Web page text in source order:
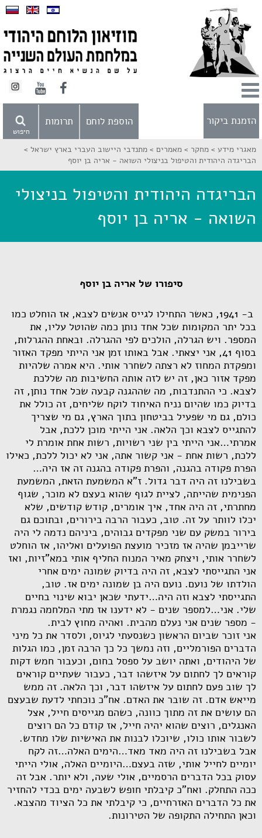
הזמנת ביקור
חיפוש
הוספת לוחם תרומות
מאגרי מידע > מחקר > מאמרים > מתנדבי היישוב העברי בארץ ישראל >
הבריגדה היהודית והטיפול בניצולי השואה - אריה בן יוסף
הבריגדה היהודית והטיפול בניצולי
השואה - אריה בן יוסף
סיפורו של אריה בן יוסף
ב- 1941, כאשר התחילו לגייס אנשים לצבא, אז הוחלט כמו
בכל יתר המקומות שכל אחד נותן כמה שהוטל עליו, את
המספר. ויש הגרלה, הולכים לפי ההגרלה. ובאחת ההגרלות,
בסוף 41, אני יצאתי. אבל באותו זמן אני הייתי מפקד האזור
ומפקדת המחוז לא רצתה לשחרר אותי. היא אמרה שלהיות
מפקד אזור כאן, זה יש לזה אותה החשיבות מה שללכת
לצבא. כי ההתנדבות, מה שההגנה קבעה שכל אחד נותן, זה
בדיוק כמו שהיום נניח האיחוד לוקח שליחים, זה כולל את
כולם, גם מי שפעיל בביטחון בתוך הארץ, גם מי שצריך
להתגייס לצבא וכך הלאה. אני הייתי מוכן ללכת, אבל
אמרתי…אני הייתי בין שני רשויות, רשות אחת אומרת לי
ללכת, רשות אחת - אני קשור אתה, אני לא יכול ללכת, כאילו
הפרת פקודה בהגנה, והפרת פקודה בהגנה זה אז היה…
בשבילנו זה היה דבר גדול. ז"א המשמעת הזאת, המשמעת
הפנימית שהייתה, לציית לגוף שהוא בעצם לא מוכר, שגוף
מחתרתי, זה היה אחד, איך אומרים, קודש קודשים, שלא
יכלו לוותר על זה. טוב, כעבור הרבה בירורים, ובתוכם גם
בירור במשק עם שני מפקדים גבוהים, ביניהם נדמה לי היה
שרייבמן שהיה אז מזכיר מועצת הפועלים ואליהו, אז הוחלט
לשחרר אותי, ויצחק מאיר המנוח החליף אותי במא"זיות, ואז
אני התגייסתי לצבא, זה היה בדיוק שמונה ימים אחרי
הולדתו של נועם. נועם היה בן שמונה ימים אז. טוב,
התגייסתי לצבא וזה היה…ידעתי שכאן יבוא שינוי בחיים
שלי. אני…למספר שנים - לא ידענו אז מתי המלחמה נגמרת
- מספר שנים אני נעלם מהבית. ואהיה מחוץ לבית.
אני זוכר שביום הראשון כשנסעתי לגיוס, ולסדר את כל מיני
הדברים הפורמליים, וזה נמשך כל כך הרבה זמן, כמו הגלות
של היהודים, ואתה יושב על ספסל בחום, וכעבור חמש דקות
קוראים לך לחתום על איזשהו דבר, כעבור שעתיים קוראים
לך שוב פעם לחתום על איזשהו דבר, וכך הלאה. זה ממש
מייאש אדם. זה שובר את האדם. אח"כ נוכחתי לדעת שבעצם
הם עושים את זה מתוך כוונה, כשהם מגייסים חייל, אצל
האנגלים, רוצים שהוא יהיה חייל, אז קודם כל הם רוצים
לשבור אותו כולו, שיוכלו לבנות את האישיות שלו מחדש.
אבל בשבילנו זה היה מאד מאד…הימים האלה…זה לקח
יומיים לחייל אותי, שזה בעצם…היומיים האלה, אולי הייתי
עסוק בכל הדברים הרסמיים, אולי שעה, ולא יותר. אבל זה
ככה התחלק. ואח"כ קיבלתי חופש לשבעה ימים בכדי להחזיר
את כל הדברים האזרחיים, כי קיבלתי את כל הציוד מהצבא.
וכאן התחילה התקופה של הטירונות.